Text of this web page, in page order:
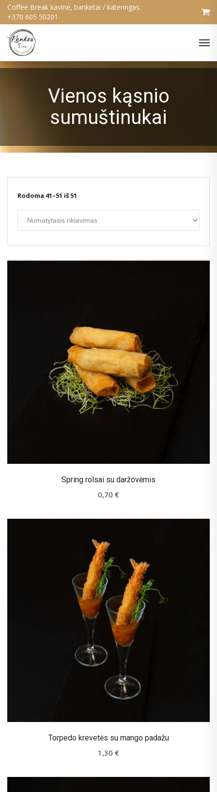
Coffee Break kavinė, banketai / kateringas:
+370 605 50201
Vienos kąsnio
sumuštinukai
Rodoma 41–51 iš 51
Spring rolsai su daržovėmis
0,70 €
Torpedo krevetės su mango padažu
1,30 €